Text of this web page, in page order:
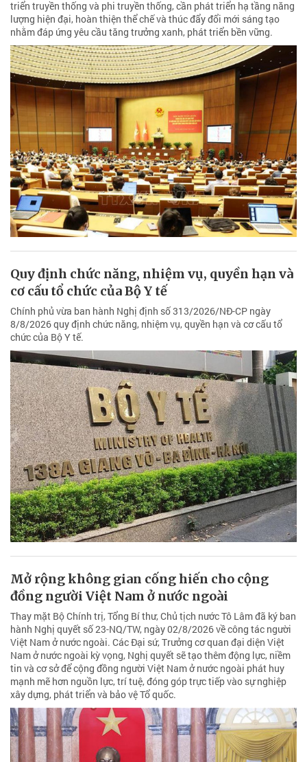
triển truyền thống và phi truyền thống, cần phát triển hạ tầng năng
lượng hiện đại, hoàn thiện thể chế và thúc đẩy đổi mới sáng tạo
nhằm đáp ứng yêu cầu tăng trưởng xanh, phát triển bền vững.
Quy định chức năng, nhiệm vụ, quyền hạn và
cơ cấu tổ chức của Bộ Y tế
Chính phủ vừa ban hành Nghị định số 313/2026/NĐ-CP ngày
8/8/2026 quy định chức năng, nhiệm vụ, quyền hạn và cơ cấu tổ
chức của Bộ Y tế.
Mở rộng không gian cống hiến cho cộng
đồng người Việt Nam ở nước ngoài
Thay mặt Bộ Chính trị, Tổng Bí thư, Chủ tịch nước Tô Lâm đã ký ban
hành Nghị quyết số 23-NQ/TW, ngày 02/8/2026 về công tác người
Việt Nam ở nước ngoài. Các Đại sứ, Trưởng cơ quan đại diện Việt
Nam ở nước ngoài kỳ vọng, Nghị quyết sẽ tạo thêm động lực, niềm
tin và cơ sở để cộng đồng người Việt Nam ở nước ngoài phát huy
mạnh mẽ hơn nguồn lực, trí tuệ, đóng góp trực tiếp vào sự nghiệp
xây dựng, phát triển và bảo vệ Tổ quốc.